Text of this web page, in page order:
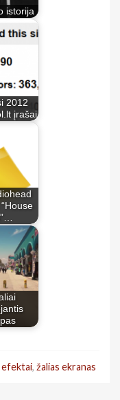
istorija
2012
įrašai
efektai, žalias ekranas